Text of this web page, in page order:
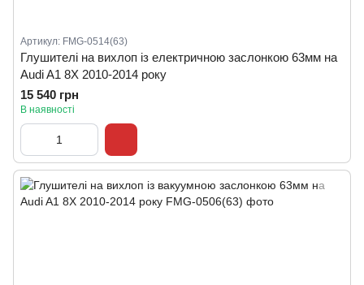
Артикул: FMG-0514(63)
Глушителі на вихлоп із електричною заслонкою 63мм на
Audi A1 8X 2010-2014 року
15 540 грн
В наявності